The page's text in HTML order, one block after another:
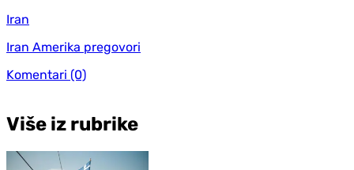
Iran
Iran Amerika pregovori
Komentari (0)
Više iz rubrike